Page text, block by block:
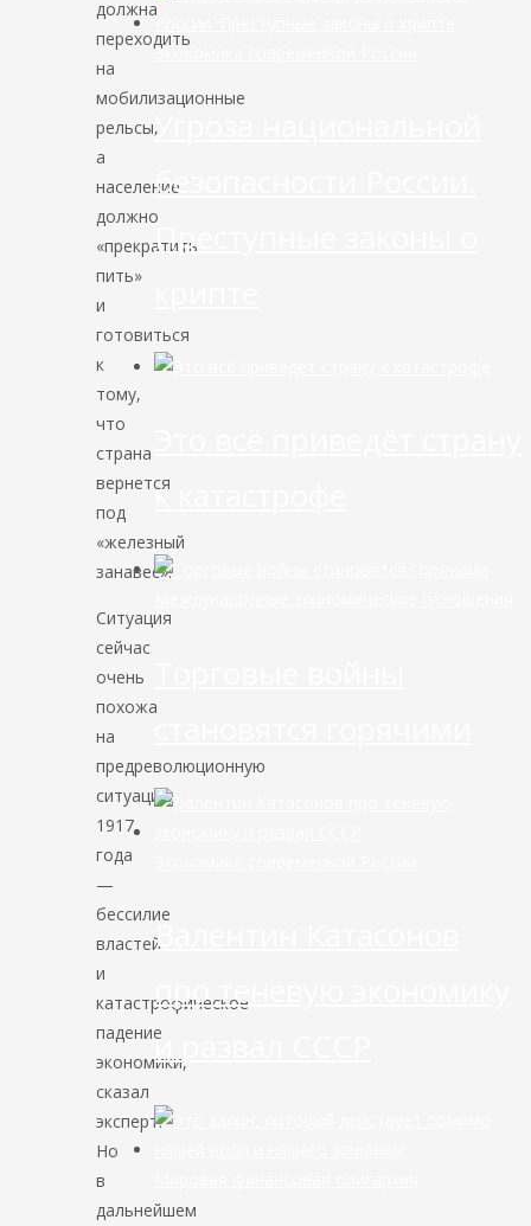
должна
переходить
на
мобилизационные
рельсы,
а
население
должно
«прекратить
пить»
и
готовиться
к
тому,
что
страна
вернется
под
«железный
занавес».
Ситуация
сейчас
очень
похожа
на
предреволюционную
ситуацию
1917
года
—
бессилие
властей
и
катастрофическое
падение
экономики,
сказал
эксперт.
Но
в
дальнейшем
Экономика современной России
Угроза национальной
безопасности России.
Преступные законы о
к катастрофе
становятся горячими
Валентин Катасонов
про теневую экономику
и развал СССР